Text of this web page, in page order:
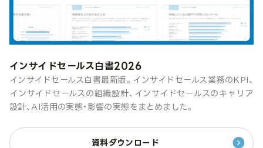
インサイドセールス白書2026
インサイドセールス白書最新版。インサイドセールス業務のKPI、
インサイドセールスの組織設計、インサイドセールスのキャリア
設計、AI活用の実態・影響の実態をまとめました。
資料ダウンロード